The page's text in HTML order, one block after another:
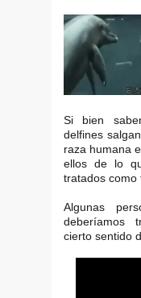
Si bien
delfines
raza humana
ellos de lo
tratados como
Algunas
deberíamos
cierto sentido